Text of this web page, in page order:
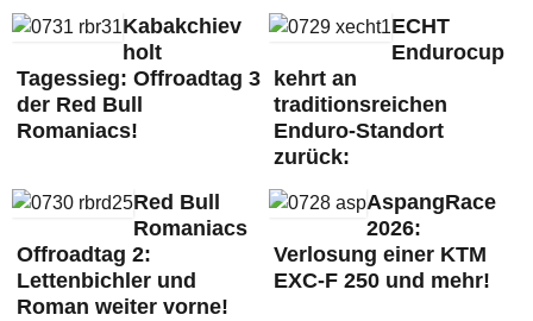
Kabakchiev
holt
Tagessieg: Offroadtag 3
der Red Bull
Romaniacs!
ECHT
Endurocup
kehrt an
traditionsreichen
Enduro-Standort
zurück:
Red Bull
Romaniacs
Offroadtag 2:
Lettenbichler und
Roman weiter vorne!
AspangRace
2026:
Verlosung einer KTM
EXC-F 250 und mehr!